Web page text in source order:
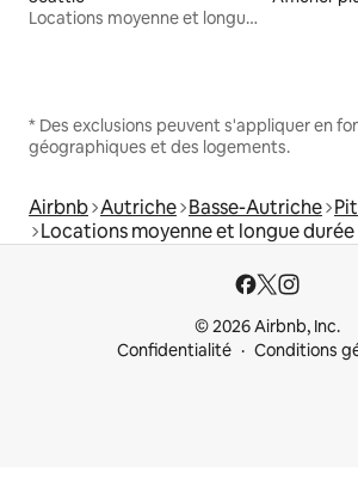
Locations moyenne et longue durée
* Des exclusions peuvent s'appliquer en
géographiques et des logements.
Airbnb Autriche Basse-Autriche
Locations moyenne et longue durée
© 2026 Airbnb, Inc.
Confidentialité
Conditions